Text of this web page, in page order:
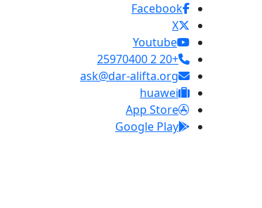
Facebook
X
Youtube
+20 2 25970400
ask@dar-alifta.org
huawei
App Store
Google Play